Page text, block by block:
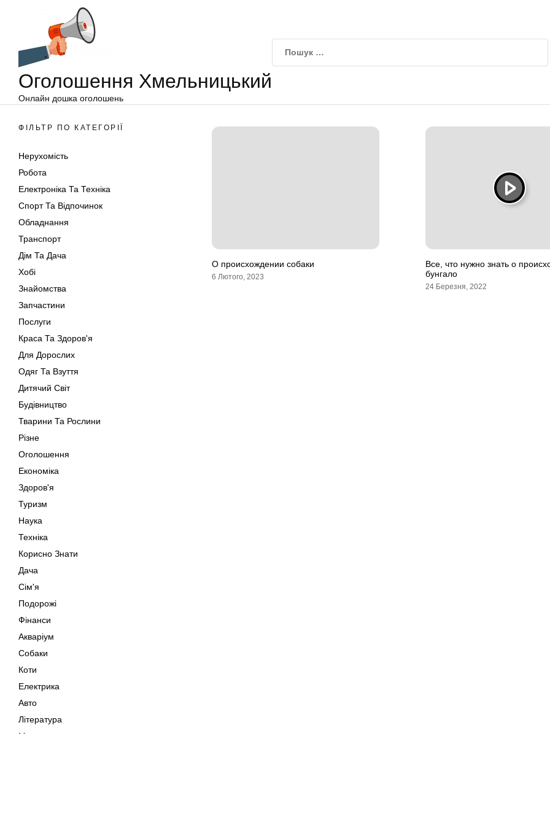
Оголошення Хмельницький
Онлайн дошка оголошень
ФІЛЬТР ПО КАТЕГОРІЇ
Нерухомість
Робота
Електроніка Та Техніка
Спорт Та Відпочинок
Обладнання
Транспорт
Дім Та Дача
Хобі
Знайомства
Запчастини
Послуги
Краса Та Здоров'я
Для Дорослих
Одяг Та Взуття
Дитячий Світ
Будівництво
Тварини Та Рослини
Різне
Оголошення
Економіка
Здоров'я
Туризм
Наука
Техніка
Корисно Знати
Дача
Сім'я
Подорожі
Фінанси
Акваріум
Собаки
Коти
Електрика
Авто
Література
Музика
О происхождении собаки
6 Лютого, 2023
Все, что нужно знать о
бунгало
24 Березня, 2022